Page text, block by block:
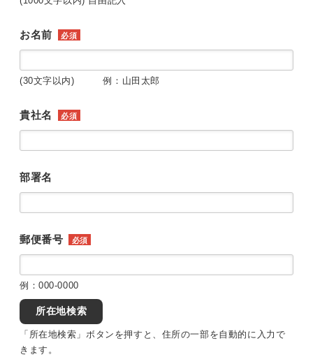
お名前 必須
(30文字以内) 例：山田太郎
貴社名 必須
部署名
郵便番号 必須
例：000-0000
所在地検索
「所在地検索」ボタンを押すと、住所の一部を自動的に入力で
きます。